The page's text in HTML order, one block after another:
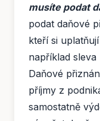
musíte podat
podat daňové
kteří si
například
Daňové
příjmy z
samostatně